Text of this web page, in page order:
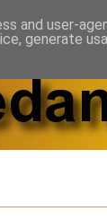
and user-
generate